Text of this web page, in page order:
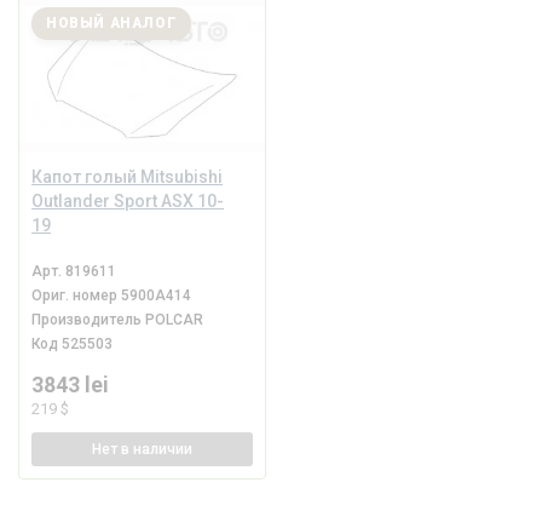
Капот голый Mitsubishi
Outlander Sport ASX 10-
19
НОВЫЙ АНАЛОГ
Арт. 819611
Ориг. номер 5900A414
Производитель POLCAR
Код 525503
3843 lei
219 $
Нет в наличии